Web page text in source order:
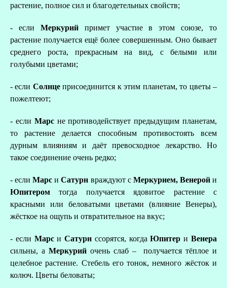
растение, полное сил и благодетельных свойств;
- если Меркурий примет участие в этом союзе, то
растение получается ещё более совершенным. Оно бывает
среднего роста, прекрасным на вид, с белыми или
голубыми цветами;
- если Солнцеприсоединится к этим планетам, то цветы –
пожелтеют;
- если Марс не противодействует предыдущим планетам,
то растение делается способным противостоять всем
дурным влияниям и даёт превосходное лекарство. Но
такое соединение очень редко;
- еслиМарсиСатурн враждуют с Меркурием, Венеройи
Юпитеромтогда получается ядовитое растение с
красными или беловатыми цветами (влияние Венеры),
жёсткое на ощупь и отвратительное на вкус;
- если МарсиСатурн ссорятся, когдаЮпитериВенера
сильны, а Меркурий очень слаб – получается тёплое и
целебное растение. Стебель его тонок, немного жёсток и
колюч. Цветы беловаты;